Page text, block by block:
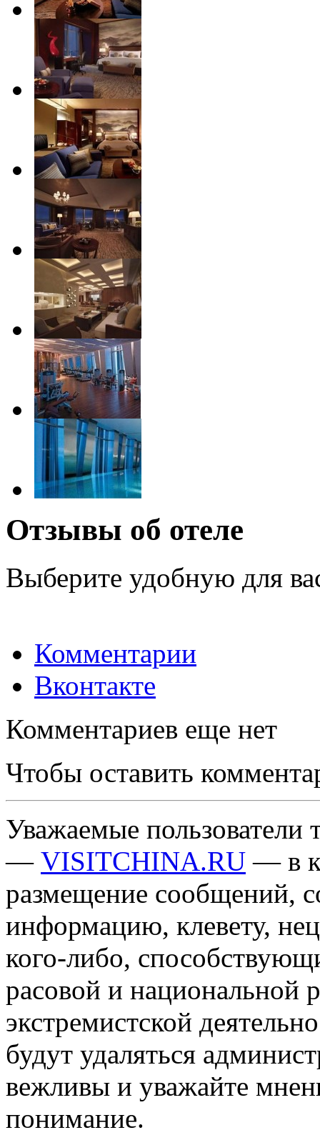
Отзывы об отеле
Выберите удобную для
Комментарии
Вконтакте
Комментариев еще нет
Чтобы оставить
Уважаемые пользователи
— VISITCHINA.RU — в
размещение сообщений,
информацию, клевету,
кого-либо,
расовой и национальной
экстремистской
будут удаляться
вежливы и уважайте
понимание.